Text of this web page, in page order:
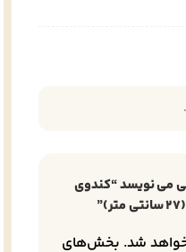
می نویسد “کندوی
شد. بخش‌های